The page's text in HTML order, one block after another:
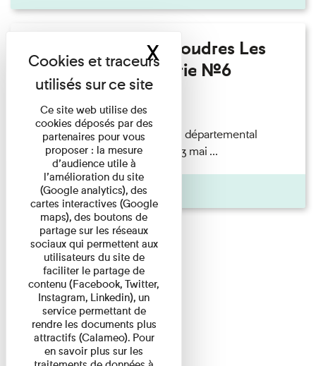
Fanny Taillandier - Foudres Les
Invités de l’Imprimerie n°6
Lecture
autochrome, A63911S) © Musée départemental
Albert Kahn / CD92 Samedi 13 mai ...
Pages
Ce site web utilise des
cookies déposés par des
partenaires pour vous
proposer : la mesure
d’audience utile à
l’amélioration du site
(Google analytics), des
cartes interactives (Google
maps), des boutons de
partage sur les réseaux
sociaux qui permettent aux
utilisateurs du site de
faciliter le partage de
contenu (Facebook, Twitter,
Instagram, Linkedin), un
service permettant de
rendre les documents plus
attractifs (Calameo). Pour
en savoir plus sur les
XMasquer le